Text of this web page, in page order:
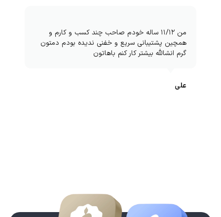
من ۱۱/۱۲ ساله خودم صاحب چند کسب و کارم و
همچین پشتیبانی سریع و خفنی ندیده بودم دمتون
گرم انشالله بیشتر کار کنم باهاتون
علی